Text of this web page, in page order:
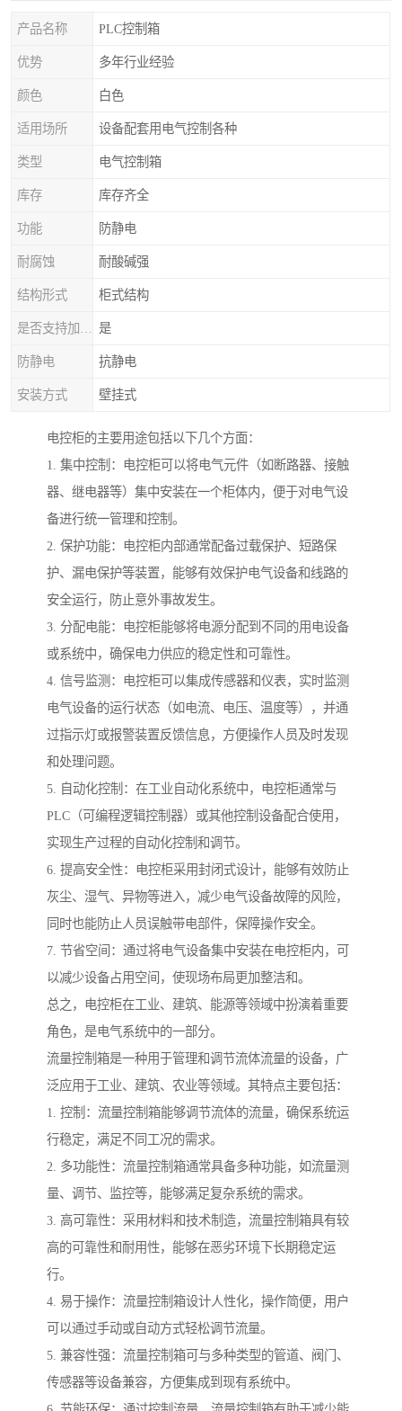
产品名称 PLC控制箱
优势 多年行业经验
颜色 白色
适用场所 设备配套用电气控制各种
类型 电气控制箱
库存 库存齐全
功能 防静电
耐腐蚀 耐酸碱强
结构形式 柜式结构
是
防静电 抗静电
安装方式 壁挂式
电控柜的主要用途包括以下几个方面：
1. 集中控制：电控柜可以将电气元件（如断路器、接触
器、继电器等）集中安装在一个柜体内，便于对电气设
备进行统一管理和控制。
2. 保护功能：电控柜内部通常配备过载保护、短路保
护、漏电保护等装置，能够有效保护电气设备和线路的
安全运行，防止意外事故发生。
3. 分配电能：电控柜能够将电源分配到不同的用电设备
或系统中，确保电力供应的稳定性和可靠性。
4. 信号监测：电控柜可以集成传感器和仪表，实时监测
电气设备的运行状态（如电流、电压、温度等），并通
过指示灯或报警装置反馈信息，方便操作人员及时发现
和处理问题。
5. 自动化控制：在工业自动化系统中，电控柜通常与
PLC（可编程逻辑控制器）或其他控制设备配合使用，
实现生产过程的自动化控制和调节。
6. 提高安全性：电控柜采用封闭式设计，能够有效防止
灰尘、湿气、异物等进入，减少电气设备故障的风险，
同时也能防止人员误触带电部件，保障操作安全。
7. 节省空间：通过将电气设备集中安装在电控柜内，可
以减少设备占用空间，使现场布局更加整洁和。
总之，电控柜在工业、建筑、能源等领域中扮演着重要
角色，是电气系统中的一部分。
流量控制箱是一种用于管理和调节流体流量的设备，广
泛应用于工业、建筑、农业等领域。其特点主要包括：
1. 控制：流量控制箱能够调节流体的流量，确保系统运
行稳定，满足不同工况的需求。
2. 多功能性：流量控制箱通常具备多种功能，如流量测
量、调节、监控等，能够满足复杂系统的需求。
3. 高可靠性：采用材料和技术制造，流量控制箱具有较
高的可靠性和耐用性，能够在恶劣环境下长期稳定运
行。
4. 易于操作：流量控制箱设计人性化，操作简便，用户
可以通过手动或自动方式轻松调节流量。
5. 兼容性强：流量控制箱可与多种类型的管道、阀门、
传感器等设备兼容，方便集成到现有系统中。